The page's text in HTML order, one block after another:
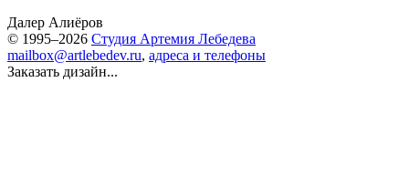
Далер Алиёров
© 1995–2026 Студия Артемия Лебедева
mailbox@artlebedev.ru, адреса и телефоны
Заказать дизайн...